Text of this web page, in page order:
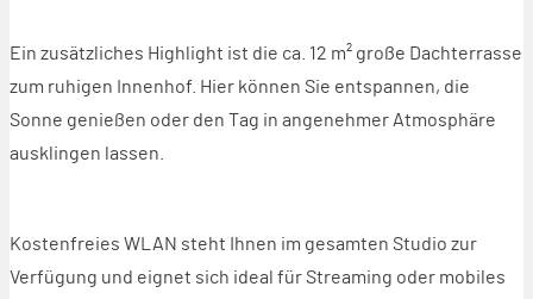
Ein zusätzliches Highlight ist die ca. 12 m² große Dachterrasse
zum ruhigen Innenhof. Hier können Sie entspannen, die
Sonne genießen oder den Tag in angenehmer Atmosphäre
ausklingen lassen.
Kostenfreies WLAN steht Ihnen im gesamten Studio zur
Verfügung und eignet sich ideal für Streaming oder mobiles